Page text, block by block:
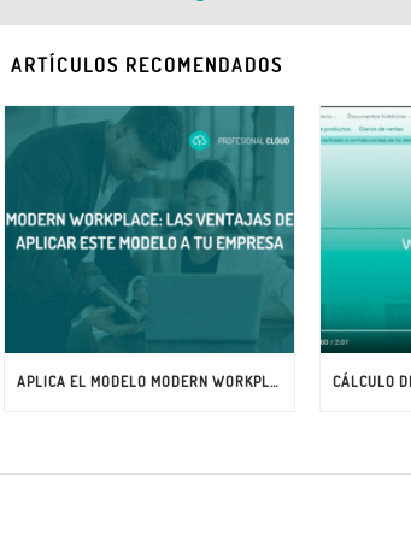
ARTÍCULOS RECOMENDADOS
APLICA EL MODELO MODERN WORKPLACE EN TU NEGOCIO